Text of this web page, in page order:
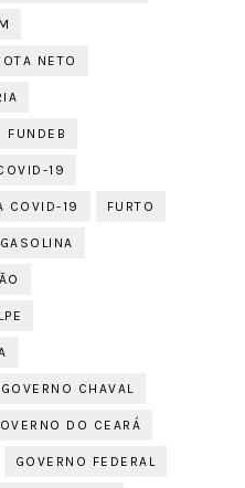
NETO
FUNDEB
19
COVID-19 FURTO
GASOLINA
GOVERNO CHAVAL
DO CEARÁ
GOVERNO FEDERAL